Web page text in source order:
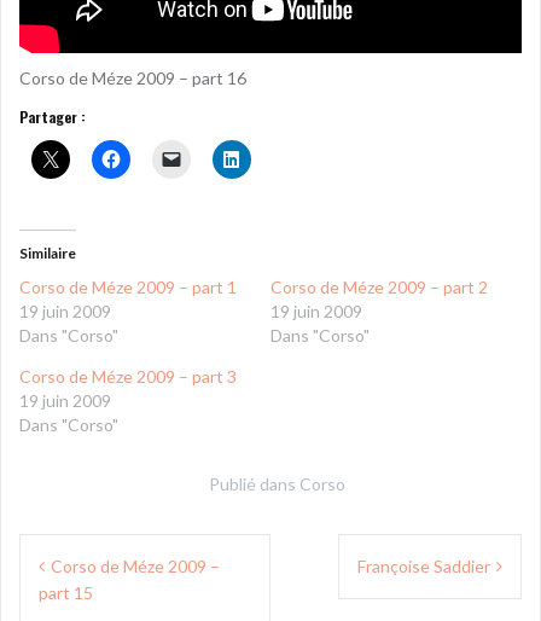
Corso de Méze 2009 – part 16
Partager :
Similaire
Corso de Méze 2009 – part 1
19 juin 2009
Dans "Corso"
Corso de Méze 2009 – part 2
19 juin 2009
Dans "Corso"
Corso de Méze 2009 – part 3
19 juin 2009
Dans "Corso"
Publié dans Corso
Navigation
deCorso de Méze 2009 –
part 15
Françoise Saddier